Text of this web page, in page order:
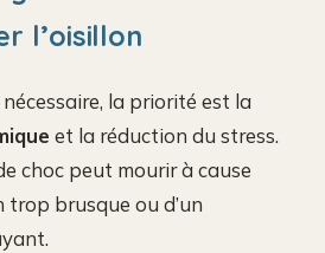
l’oisillon
la priorité est la
et la réduction du stress.
choc peut mourir à cause
trop brusque ou d’un